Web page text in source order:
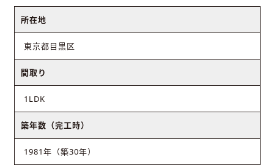
所在地
東京都目黒区
間取り
1LDK
築年数（完工時）
1981年（築30年）